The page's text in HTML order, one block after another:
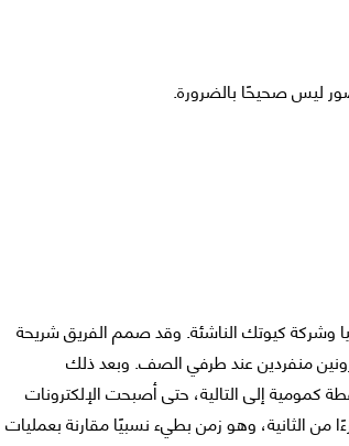
ليس صحيحًا بالضرورة.
وشركة كيوتك الناشئة. وقد صمم الفريق شريحة
منفردين عند طرفي الصف. وبعد ذلك
كمومية إلى التالية، حتى أصبحت الإلكترونات
الثانية، وهو زمن بطيء نسبيًا مقارنة بعمليات